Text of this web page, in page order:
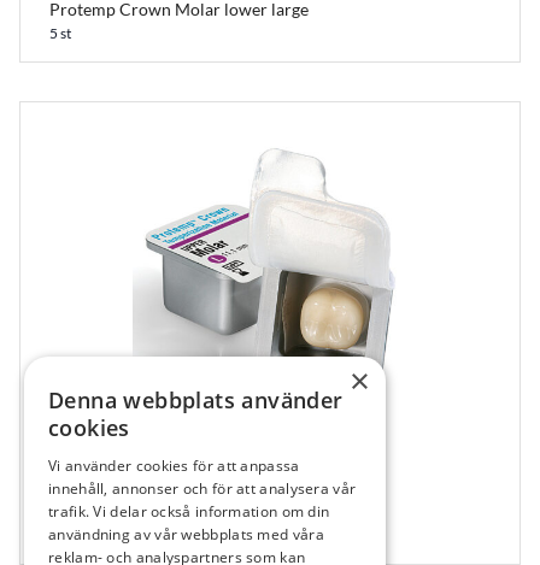
Protemp Crown Molar lower large
5 st
829776
Protemp Crown Molar upper large
5 st
×
Denna webbplats använder
cookies
Vi använder cookies för att anpassa
innehåll, annonser och för att analysera vår
trafik. Vi delar också information om din
användning av vår webbplats med våra
reklam- och analyspartners som kan